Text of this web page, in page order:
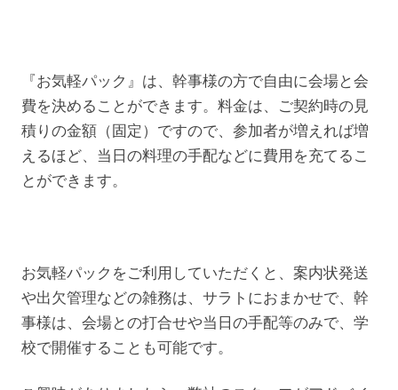
『お気軽パック』は、幹事様の方で自由に会場と会
費を決めることができます。料金は、ご契約時の見
積りの金額（固定）ですので、参加者が増えれば増
えるほど、当日の料理の手配などに費用を充てるこ
とができます。
お気軽パックをご利用していただくと、案内状発送
や出欠管理などの雑務は、サラトにおまかせで、幹
事様は、会場との打合せや当日の手配等のみで、学
校で開催することも可能です。